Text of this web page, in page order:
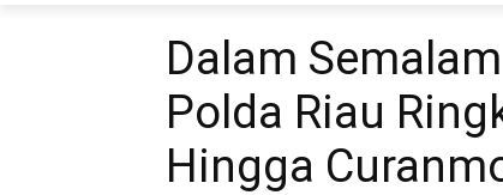
Dalam
Polda Riau
Hingga